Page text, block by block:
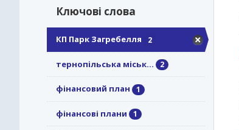
Ключові слова
КП Парк Загребелля 2
тернопільська міськ... 2
фінансовий план 1
фінансові плани 1